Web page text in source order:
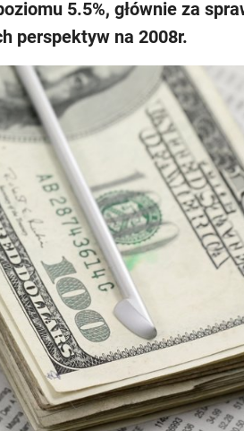
5.5%, głównie za
perspektyw na 2008r.